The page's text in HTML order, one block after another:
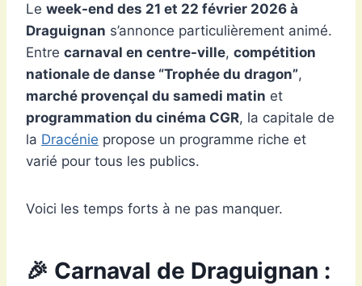
Le week-end des 21 et 22 février 2026 à
Draguignan s’annonce particulièrement animé.
Entre carnaval en centre-ville, compétition
nationale de danse “Trophée du dragon”,
marché provençal du samedi matin et
programmation du cinéma CGR, la capitale de
la Dracénie propose un programme riche et
varié pour tous les publics.
Voici les temps forts à ne pas manquer.
🎉 Carnaval de Draguignan :